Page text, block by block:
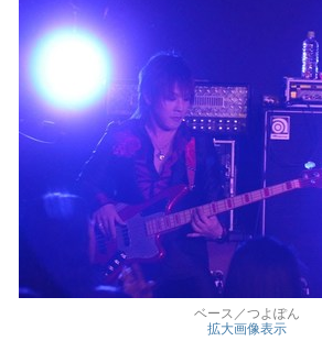
ベース／つよぽん
拡大画像表示